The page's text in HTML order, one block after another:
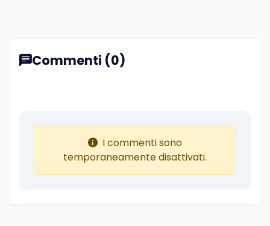
Commenti (0)
I commenti sono
temporaneamente disattivati.